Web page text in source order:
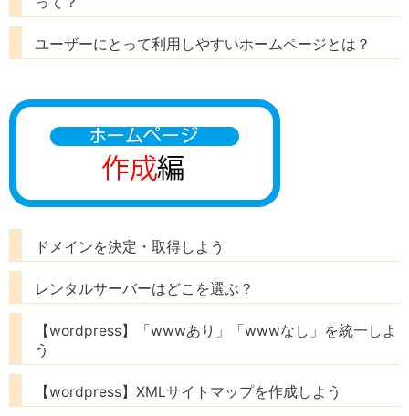
ユーザーにとって利用しやすいホームページとは？
ドメインを決定・取得しよう
レンタルサーバーはどこを選ぶ？
【wordpress】「wwwあり」「wwwなし」を統一しよ
う
【wordpress】XMLサイトマップを作成しよう